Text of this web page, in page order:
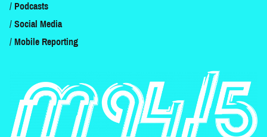
Podcasts
Social Media
Mobile Reporting